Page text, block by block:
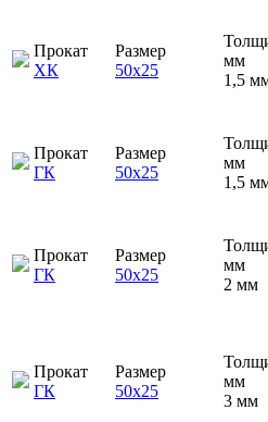
Прокат
ХК
Размер
50х25
мм
1,5
Прокат
ГК
Размер
50х25
мм
1,5
Прокат
ГК
Размер
50х25
мм
2 мм
Прокат
ГК
Размер
50х25
мм
3 мм